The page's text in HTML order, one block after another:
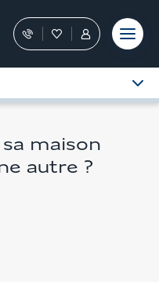
Nos
conseillers
vous
dans
FavorisTous
les
services
dans
Personnel
maison
autre ?